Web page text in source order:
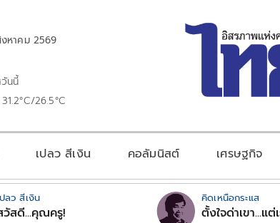
หาคม 2569
นนี้
26.5°C
เปลว สีเงิน คอลัมนิสต์ เศรษฐกิจ
ลว สีเงิน
วัสดี...คุณครู!
คิดเหนือกระแส
ตั้งใจด่าเขา...แต่